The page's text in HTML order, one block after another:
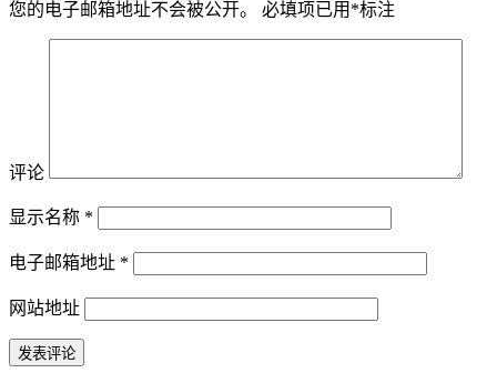
您的电子邮箱地址不会被公开。 必填项已用 *标注
评论
显示名称 *
电子邮箱地址 *
网站地址